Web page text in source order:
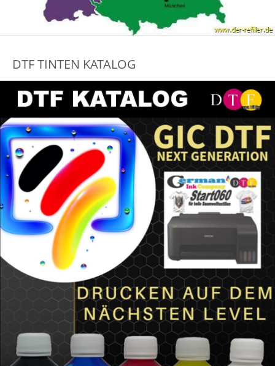
DTF TINTEN KATALOG